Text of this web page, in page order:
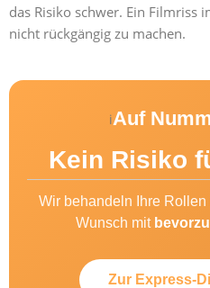
das Risiko schwer. Ein Filmriss
nicht rückgängig zu machen.
iAuf
Kein Risiko
Wir behandeln Ihre
Wunsch mit
Zur Express-